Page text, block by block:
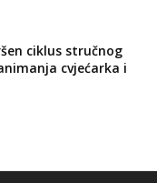
ciklus stručnog
cvjećarka i